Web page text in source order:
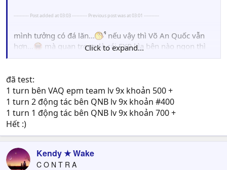
---------- Post added at 03:03 ---------- Previous post was at 03:01 ----------
mình tưởng có đá lăn...
nếu vậy thì Võ An Quốc vẫn
hơn...
mà quan trọng là cái EXP kìa bên nào ngon thì
qua bên đó...mà chắc chắn là Võ An Quốc ngon hơn
Click to expand...
đã test:
1 turn bên VAQ epm team lv 9x khoản 500 +
1 turn 2 động tác bên QNB lv 9x khoản #400
1 turn 1 động tác bên QNB lv 9x khoản 700 +
Hết :)
Kendy ★ Wake
C O N T R A